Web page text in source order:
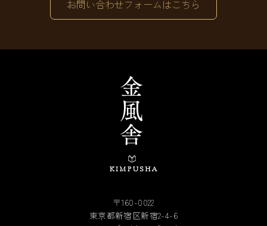
お問い合わせフォームはこちら
〒160-0022
東京都新宿区新宿2-4-6